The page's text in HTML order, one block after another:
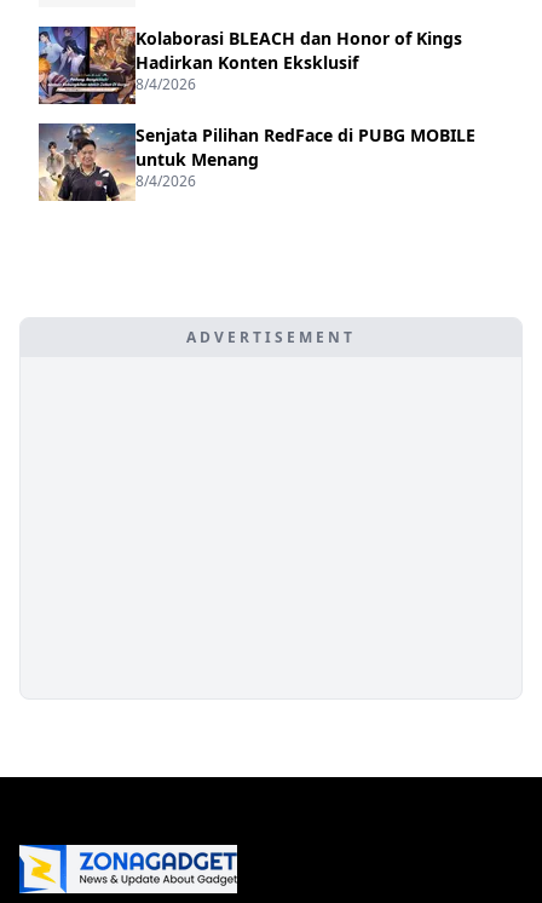
Kolaborasi BLEACH dan Honor of Kings
Hadirkan Konten Eksklusif
8/4/2026
Senjata Pilihan RedFace di PUBG MOBILE
untuk Menang
8/4/2026
ADVERTISEMENT